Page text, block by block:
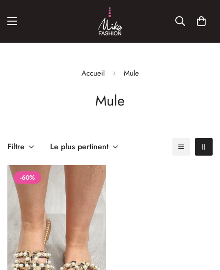
Accueil Mule
Mule
Filtre Le plus pertinent
-60%